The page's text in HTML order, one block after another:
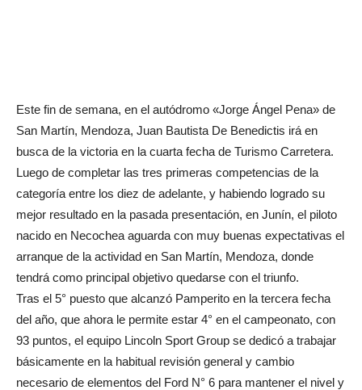
Este fin de semana, en el autódromo «Jorge Ángel Pena» de
San Martín, Mendoza, Juan Bautista De Benedictis irá en
busca de la victoria en la cuarta fecha de Turismo Carretera.
Luego de completar las tres primeras competencias de la
categoría entre los diez de adelante, y habiendo logrado su
mejor resultado en la pasada presentación, en Junín, el piloto
nacido en Necochea aguarda con muy buenas expectativas el
arranque de la actividad en San Martín, Mendoza, donde
tendrá como principal objetivo quedarse con el triunfo.
Tras el 5° puesto que alcanzó Pamperito en la tercera fecha
del año, que ahora le permite estar 4° en el campeonato, con
93 puntos, el equipo Lincoln Sport Group se dedicó a trabajar
básicamente en la habitual revisión general y cambio
necesario de elementos del Ford N° 6 para mantener el nivel y